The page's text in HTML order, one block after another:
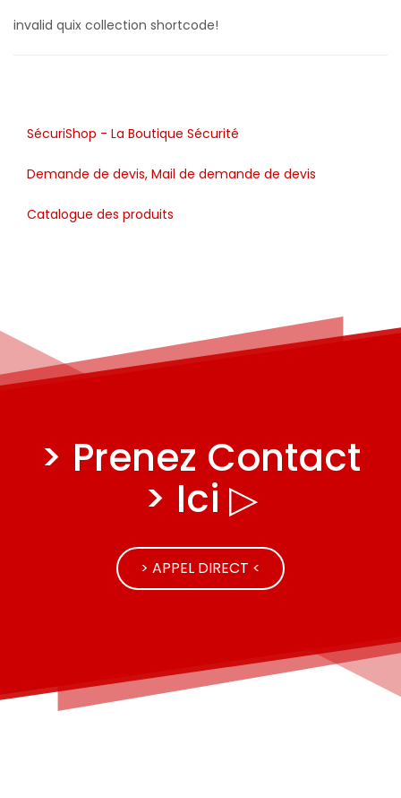
invalid quix collection shortcode!
SécuriShop - La Boutique Sécurité
Demande de devis, Mail de demande de devis
Catalogue des produits
> Prenez Contact
> Ici ▷
> APPEL DIRECT <